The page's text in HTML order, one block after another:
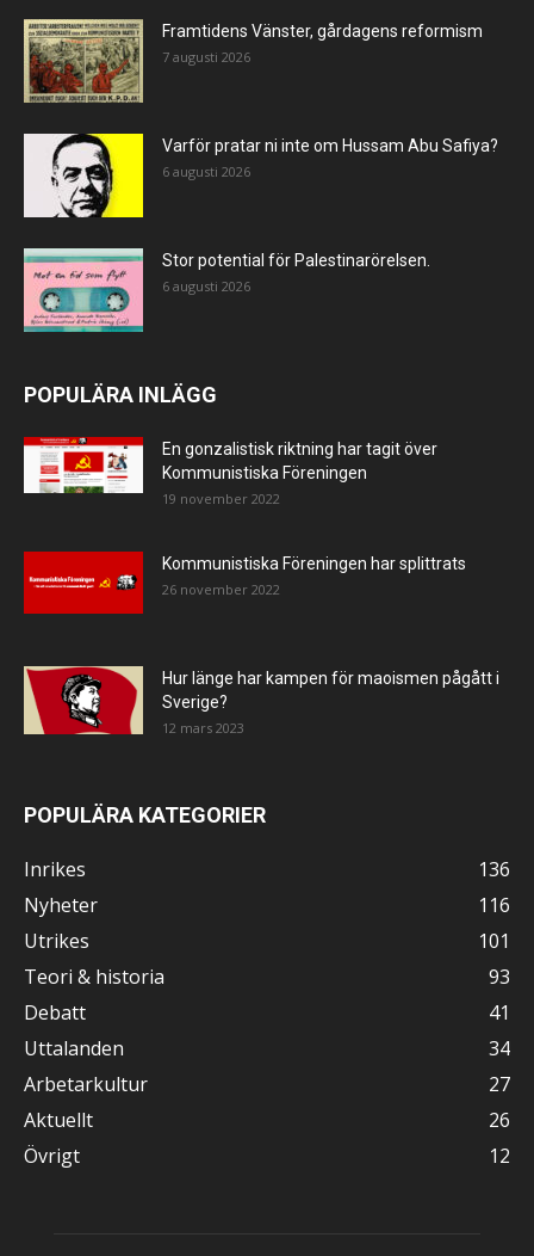
Framtidens Vänster, gårdagens reformism
7 augusti 2026
Varför pratar ni inte om Hussam Abu Safiya?
6 augusti 2026
Stor potential för Palestinarörelsen.
6 augusti 2026
POPULÄRA INLÄGG
En gonzalistisk riktning har tagit över
Kommunistiska Föreningen
19 november 2022
Kommunistiska Föreningen har splittrats
26 november 2022
Hur länge har kampen för maoismen pågått i
Sverige?
12 mars 2023
POPULÄRA KATEGORIER
Inrikes
136
Nyheter
116
Utrikes
101
Teori & historia
93
Debatt
41
Uttalanden
34
Arbetarkultur
27
Aktuellt
26
Övrigt
12